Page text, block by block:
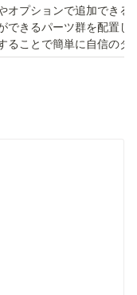
オプションで追加でき
できるパーツ群を配置
ることで簡単に自信の